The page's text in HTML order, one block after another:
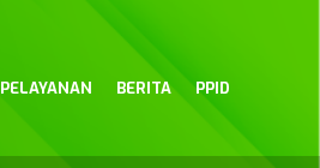
PELAYANAN BERITA PPID